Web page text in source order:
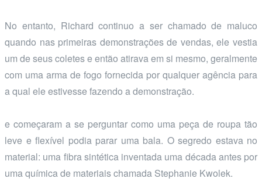
No entanto, Richard continuo a ser chamado de maluco
quando nas primeiras demonstrações de vendas, ele vestia
um de seus coletes e então atirava em si mesmo, geralmente
com uma arma de fogo fornecida por qualquer agência para
a qual ele estivesse fazendo a demonstração.
e começaram a se perguntar como uma peça de roupa tão
leve e flexível podia parar uma bala. O segredo estava no
material: uma fibra sintética inventada uma década antes por
uma química de materiais chamada Stephanie Kwolek.